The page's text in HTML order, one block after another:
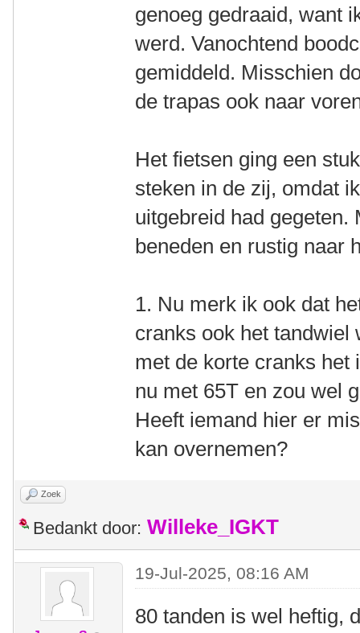
genoeg gedraaid, want
werd. Vanochtend
gemiddeld. Misschien
de trapas ook naar
Het fietsen ging een
steken in de zij, omdat
uitgebreid had gegeten.
beneden en rustig naar
1. Nu merk ik ook dat
cranks ook het tandwiel
met de korte cranks het
nu met 65T en zou wel
Heeft iemand hier er
kan overnemen?
Zoek
Bedankt door: Willeke_IGKT
19-Jul-2025, 08:16 AM
80 tanden is wel heftig,